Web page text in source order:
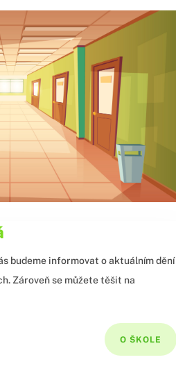
budeme informovat o aktuálním dění
Zároveň se můžete těšit na
O ŠKOLE